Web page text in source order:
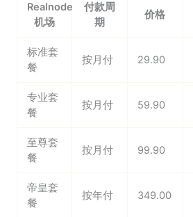
Realnode
机场
付款周
期
价格
标准套
餐
按月付 29.90
专业套
餐
按月付 59.90
至尊套
餐
按月付 99.90
帝皇套
餐
按年付 349.00